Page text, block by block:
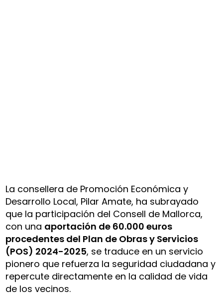
La consellera de Promoción Económica y
Desarrollo Local, Pilar Amate, ha subrayado
que la participación del Consell de Mallorca,
con una aportación de 60.000 euros
procedentes del Plan de Obras y Servicios
(POS) 2024-2025, se traduce en un servicio
pionero que refuerza la seguridad ciudadana y
repercute directamente en la calidad de vida
de los vecinos.